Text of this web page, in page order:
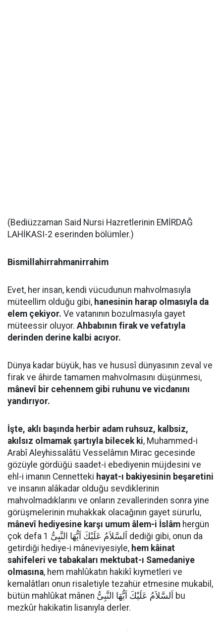
(Bediüzzaman Said Nursi Hazretlerinin EMİRDAĞ
LAHİKASI-2 eserinden bölümler.)
Bismillahirrahmanirrahim
Evet, her insan, kendi vücudunun mahvolmasıyla
müteellim olduğu gibi, hanesinin harap olmasıyla da
elem çekiyor. Ve vatanının bozulmasıyla gayet
müteessir oluyor. Ahbabının firak ve vefatıyla
derinden derine kalbi acıyor.
Dünya kadar büyük, has ve hususî dünyasının zeval ve
firak ve âhirde tamamen mahvolmasını düşünmesi,
mânevî bir cehennem gibi ruhunu ve vicdanını
yandırıyor.
İşte, aklı başında herbir adam ruhsuz, kalbsiz,
akılsız olmamak şartıyla bilecek ki, Muhammed-i
Arabî Aleyhissalâtü Vesselâmın Mirac gecesinde
gözüyle gördüğü saadet-i ebediyenin müjdesini ve
ehl-i imanın Cennetteki hayat-ı bakiyesinin beşaretini
ve insanın alâkadar olduğu sevdiklerinin
mahvolmadıklarını ve onların zevallerinden sonra yine
görüşmelerinin muhakkak olacağının gayet sürurlu,
mânevî hediyesine karşı umum âlem-i İslâm hergün
çok defa اَلسَّلاَمُ عَلَيْكَ اَيُّهَا النَّبِىُّ 1 dediği gibi, onun da
getirdiği hediye-i mâneviyesiyle, hem kâinat
sahifeleri ve tabakaları mektubat-ı Samedaniye
olmasına, hem mahlûkatın hakikî kıymetleri ve
kemalâtları onun risaletiyle tezahür etmesine mukabil,
bütün mahlûkat mânen اَلسَّلاَمُ عَلَيْكَ اَيُّهَا النَّبِىُّ bu
mezkûr hakikatin lisanıyla derler.